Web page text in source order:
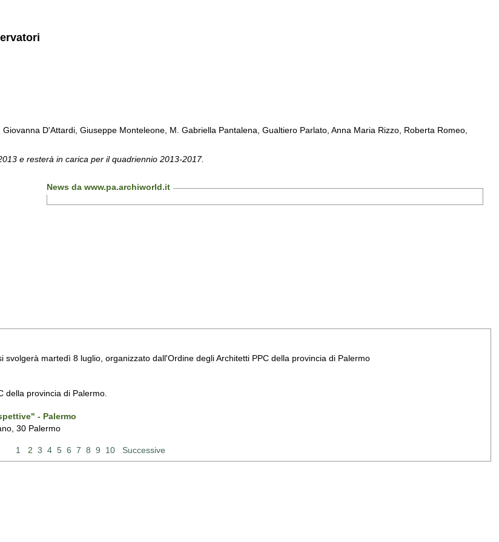
D'Attardi, Giuseppe Monteleone, M. Gabriella Pantalena, Gualtiero Parlato, Anna Maria Rizzo, Roberta Romeo,
e resterà in carica per il quadriennio 2013-2017.
News da www.pa.archiworld.it
martedì 8 luglio, organizzato dall'Ordine degli Architetti PPC della provincia di Palermo
della provincia di Palermo.
- Palermo
30 Palermo
1 2 3 4 5 6 7 8 9 10 Successive